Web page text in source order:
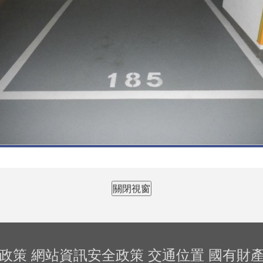
關閉視窗
策 網站資訊安全政策 交通位置 國有財